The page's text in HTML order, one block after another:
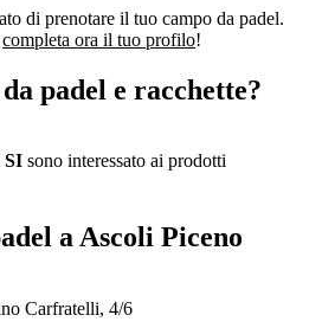
di prenotare il tuo campo da padel.
completa ora il tuo profilo!
padel e racchette?
SI sono interessato ai prodotti
a Ascoli Piceno
Carfratelli, 4/6